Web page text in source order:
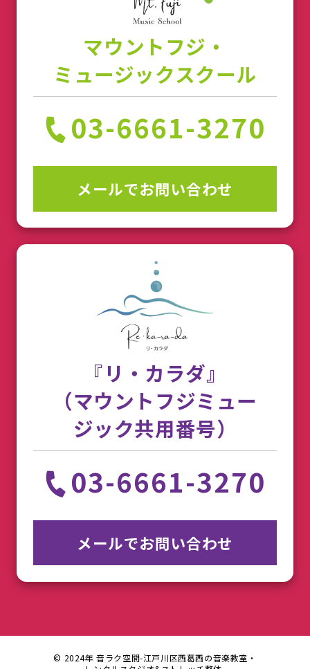
マウントフジ・
ミュージックスクール
03-6661-3270
メールでお問い合わせ
『リ・カラダ』
（マウントフジミュー
ジック共用番号）
03-6661-3270
メールでお問い合わせ
© 2024年 音ラク空間-江戸川区西葛西の音楽教室・